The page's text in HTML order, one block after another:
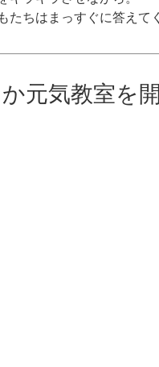
たちはまっすぐに答えて
元気教室を